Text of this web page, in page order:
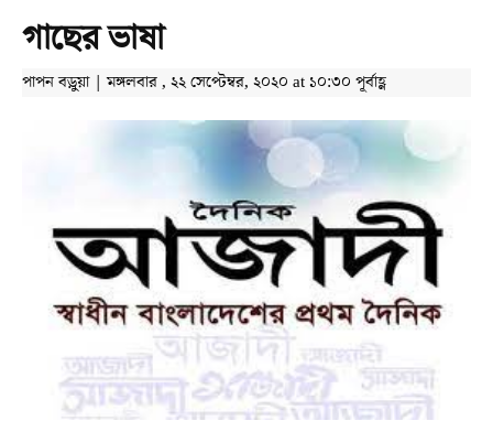
গাছের ভাষা
পাপন বড়ুয়া | মঙ্গলবার , ২২ সেপ্টেম্বর, ২০২০ at ১০:৩০ পূর্বাহ্ণ